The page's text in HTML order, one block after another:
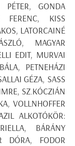
GONDA
FERENC, KISS
LATORCAINÉ
MAGYAR
EDIT, MURVAI
PETNEHÁZI
GÉZA, SASS
SZ.KÓCZIÁN
VOLLNHOFFER
ALKOTÓKÖR:
BÁRÁNY
DÓRA, FODOR